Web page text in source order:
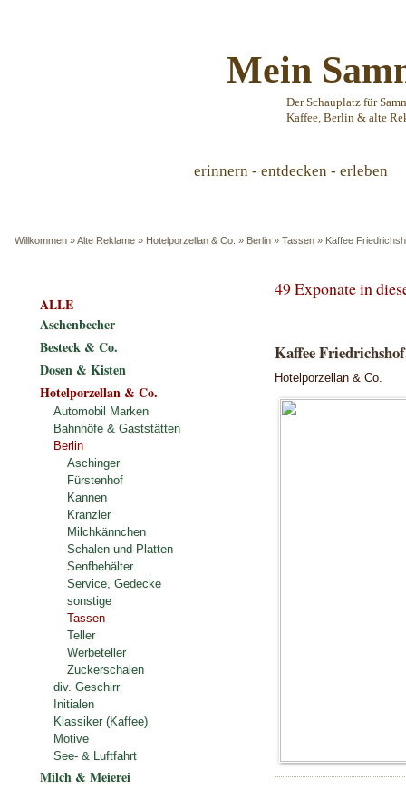
Mein
Der Schauplatz für
Kaffee, Berlin & alte
erinnern - entdecken - erleben
Willkommen »Alte Reklame » Hotelporzellan & Co. » Berlin » Tassen » Kaffee
49 Exponate in
Kaffee
Hotelporzellan & Co.
ALLE
Aschenbecher
Besteck & Co.
Dosen & Kisten
Hotelporzellan & Co.
Automobil Marken
Bahnhöfe & Gaststätten
Berlin
Aschinger
Fürstenhof
Kannen
Kranzler
Milchkännchen
Schalen und Platten
Senfbehälter
Service, Gedecke
sonstige
Tassen
Teller
Werbeteller
Zuckerschalen
div. Geschirr
Initialen
Klassiker (Kaffee)
Motive
See- & Luftfahrt
Milch & Meierei